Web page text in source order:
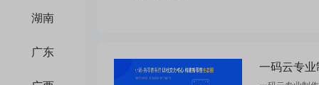
湖南
广东
一码云专